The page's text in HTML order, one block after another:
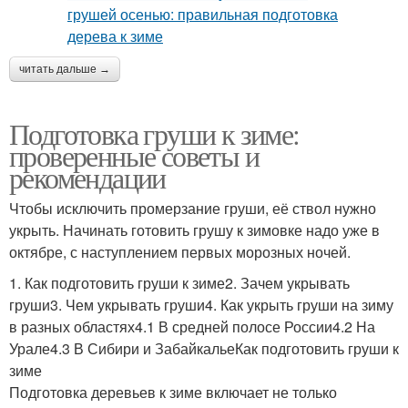
читать дальше →
Подготовка груши к зиме:
проверенные советы и
рекомендации
Чтобы исключить промерзание груши, её ствол нужно
укрыть. Начинать готовить грушу к зимовке надо уже в
октябре, с наступлением первых морозных ночей.
1. Как подготовить груши к зиме2. Зачем укрывать
груши3. Чем укрывать груши4. Как укрыть груши на зиму
в разных областях4.1 В средней полосе России4.2 На
Урале4.3 В Сибири и ЗабайкальеКак подготовить груши к
зиме
Подготовка деревьев к зиме включает не только